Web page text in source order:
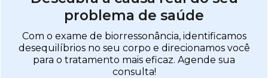
problema de saúde
Com o exame de biorressonância, identificamos
desequilíbrios no seu corpo e direcionamos você
para o tratamento mais eficaz. Agende sua
consulta!